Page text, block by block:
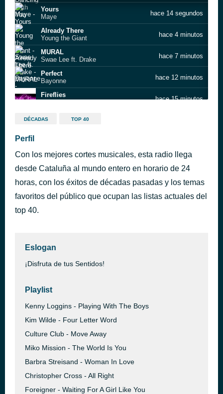
Yours
Maye
hace 14 segundos
Already There
Young the Giant
hace 4 minutos
MURAL
Swae Lee ft. Drake
hace 7 minutos
Perfect
Bayonne
hace 12 minutos
Fireflies
hace 15 minutos
Break Up in Reve
In The Middle
White Lies
The Weekend
hace 39 minutos
DÉCADAS TOP 40
Perfil
Con los mejores cortes musicales, esta radio llega
desde Cataluña al mundo entero en horario de 24
horas, con los éxitos de décadas pasadas y los temas
favoritos del público que ocupan las listas actuales del
top 40.
Eslogan
¡Disfruta de tus Sentidos!
Playlist
Kenny Loggins - Playing With The Boys
Kim Wilde - Four Letter Word
Culture Club - Move Away
Miko Mission - The World Is You
Barbra Streisand - Woman In Love
Christopher Cross - All Right
Foreigner - Waiting For A Girl Like You